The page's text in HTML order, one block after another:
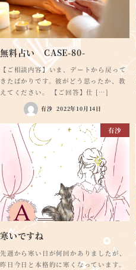
無料占い CASE-80-
【ご相談内容】いま、デートから戻って
きたばかりです。彼がどう思ったか、教
えてください。 【ご回答】仕 […]
有沙 2022年10月14日
有沙
寒いですね
先週から寒い日が何回かありましたが、
昨日今日と本格的に寒くなっています。